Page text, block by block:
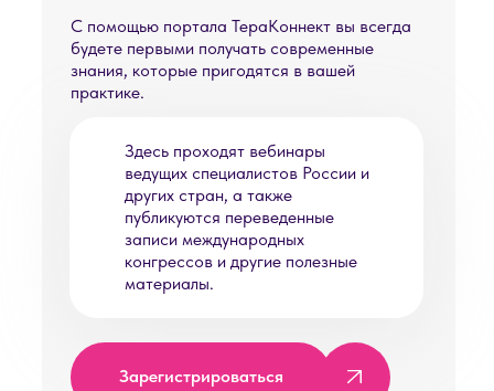
Здесь проходят вебинары
ведущих специалистов России и
других стран, а также
публикуются переведенные
записи международных
конгрессов и другие полезные
материалы.
Зарегистрироваться
С помощью портала ТераКоннект вы всегда
будете первыми получать современные
знания, которые пригодятся в вашей
практике.